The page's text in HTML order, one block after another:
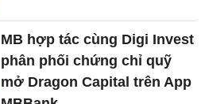
MB hợp tác cùng Digi Invest
phân phối chứng chỉ quỹ
mở Dragon Capital trên App